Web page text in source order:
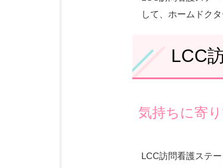
して、ホームドク
LCC
気持ちに寄
LCC訪問看護ステ